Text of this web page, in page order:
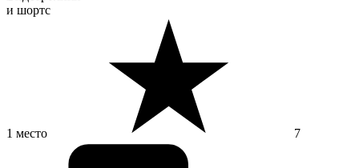
и шортс
1 место 7